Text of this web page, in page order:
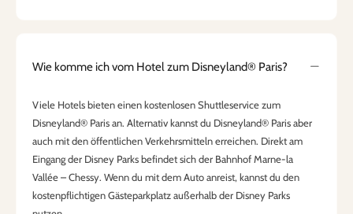
Wie komme ich vom Hotel zum Disneyland® Paris?
Viele Hotels bieten einen kostenlosen Shuttleservice zum
Disneyland® Paris an. Alternativ kannst du Disneyland® Paris aber
auch mit den öffentlichen Verkehrsmitteln erreichen. Direkt am
Eingang der Disney Parks befindet sich der Bahnhof Marne-la
Vallée – Chessy. Wenn du mit dem Auto anreist, kannst du den
kostenpflichtigen Gästeparkplatz außerhalb der Disney Parks